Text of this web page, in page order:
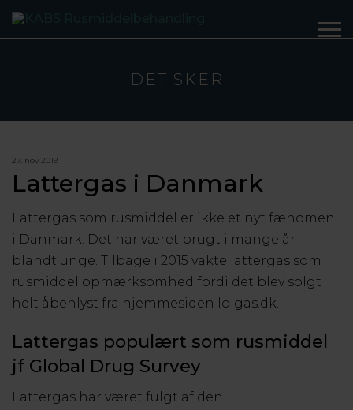
DET SKER
27. nov 2019
Lattergas i Danmark
Lattergas som rusmiddel er ikke et nyt fænomen
i Danmark. Det har været brugt i mange år
blandt unge. Tilbage i 2015 vakte lattergas som
rusmiddel opmærksomhed fordi det blev solgt
helt åbenlyst fra hjemmesiden lolgas.dk.
Lattergas populært som rusmiddel
jf Global Drug Survey
Lattergas har været fulgt af den